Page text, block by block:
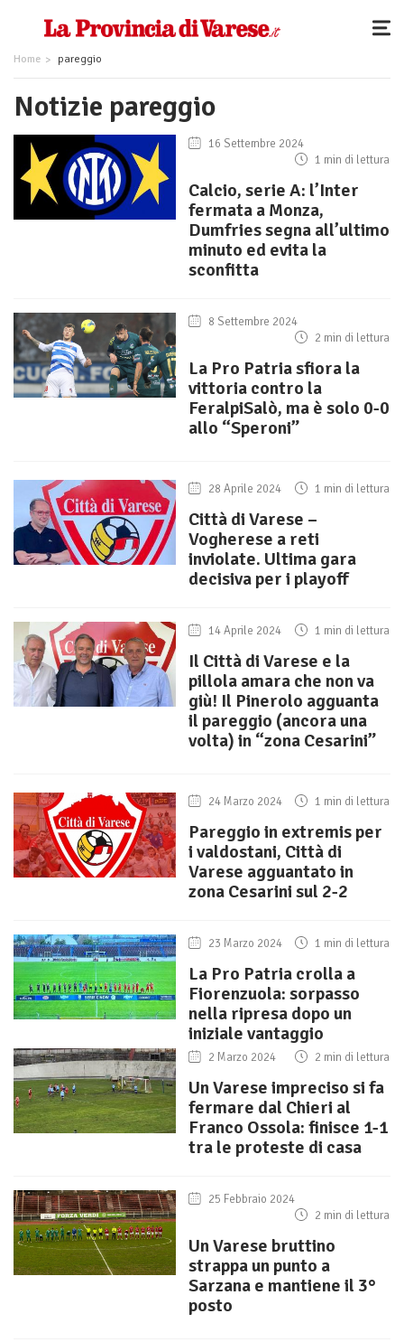
Home pareggio
Notizie pareggio
16 Settembre 2024
1 min di lettura
Calcio, serie A: l’Inter
fermata a Monza,
Dumfries segna all’ultimo
minuto ed evita la
sconfitta
8 Settembre 2024
2 min di lettura
La Pro Patria sfiora la
vittoria contro la
FeralpiSalò, ma è solo 0-0
allo “Speroni”
28 Aprile 2024 1 min di lettura
Città di Varese –
Vogherese a reti
inviolate. Ultima gara
decisiva per i playoff
14 Aprile 2024 1 min di lettura
Il Città di Varese e la
pillola amara che non va
giù! Il Pinerolo agguanta
il pareggio (ancora una
volta) in “zona Cesarini”
24 Marzo 2024 1 min di lettura
Pareggio in extremis per
i valdostani, Città di
Varese agguantato in
zona Cesarini sul 2-2
23 Marzo 2024 1 min di lettura
La Pro Patria crolla a
Fiorenzuola: sorpasso
nella ripresa dopo un
iniziale vantaggio
2 Marzo 2024 2 min di lettura
Un Varese impreciso si fa
fermare dal Chieri al
Franco Ossola: finisce 1-1
tra le proteste di casa
25 Febbraio 2024
2 min di lettura
Un Varese bruttino
strappa un punto a
Sarzana e mantiene il 3°
posto